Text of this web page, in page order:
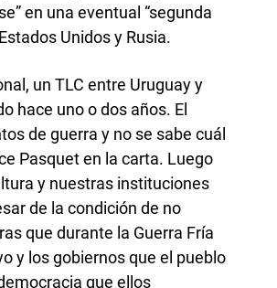
en una eventual “segunda
Unidos y Rusia.
un TLC entre Uruguay y
hace uno o dos años. El
de guerra y no se sabe cuál
Pasquet en la carta. Luego
y nuestras instituciones
de la condición de no
que durante la Guerra Fría
y los gobiernos que el pueblo
que ellos